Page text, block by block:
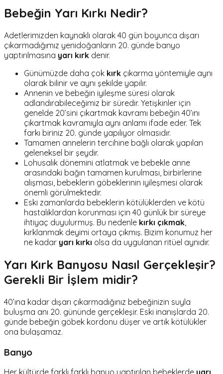
Bebeğin Yarı Kırkı Nedir?
Adetlerimizden kaynaklı olarak 40 gün boyunca dışarı
çıkarmadığımız yenidoğanların 20. günde banyo
yaptırılmasına yarı kırk denir.
Günümüzde daha çok kırk çıkarma yöntemiyle aynı
olarak bilinir ve aynı şekilde yapılır.
Annenin ve bebeğin iyileşme süresi olarak
adlandırabileceğimiz bir süredir. Yetişkinler için
genelde 20’sini çıkartmak kavramı bebeğin 40’ını
çıkartmak kavramıyla aynı anlamı ifade eder. Tek
farkı biriniz 20. günde yapılıyor olmasıdır.
Tamamen annelerin tercihine bağlı olarak yapılan
geleneksel bir şeydir.
Lohusalık dönemini atlatmak ve bebekle anne
arasındaki bağın tamamen kurulması, birbirlerine
alışması, bebeklerin göbeklerinin iyileşmesi olarak
önemli görülmektedir.
Eski zamanlarda bebeklerin kötülüklerden ve kötü
hastalıklardan korunması için 40 günlük bir süreye
ihtiyaç duyulurmuş. Bu nedenle kırkı çıkmak,
kırklanmak deyimi ortaya çıkmış. Bizim konumuz her
ne kadar yarı kırkı olsa da uygulanan ritüel aynıdır.
Yarı Kırk Banyosu Nasıl Gerçekleşir?
Gerekli Bir İşlem midir?
40’ına kadar dışarı çıkarmadığınız bebeğinizin suyla
buluşma anı 20. gününde gerçekleşir. Eski inanışlarda 20.
günde bebeğin göbek kordonu düşer ve artık kötülükler
ona bulaşamaz.
Banyo